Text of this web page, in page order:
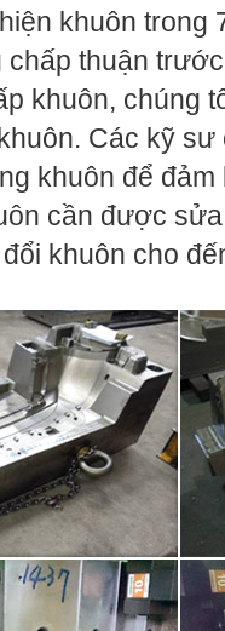
khuôn trong
chấp thuận
khuôn, chúng
Các kỹ
khuôn để
cần được
khuôn cho